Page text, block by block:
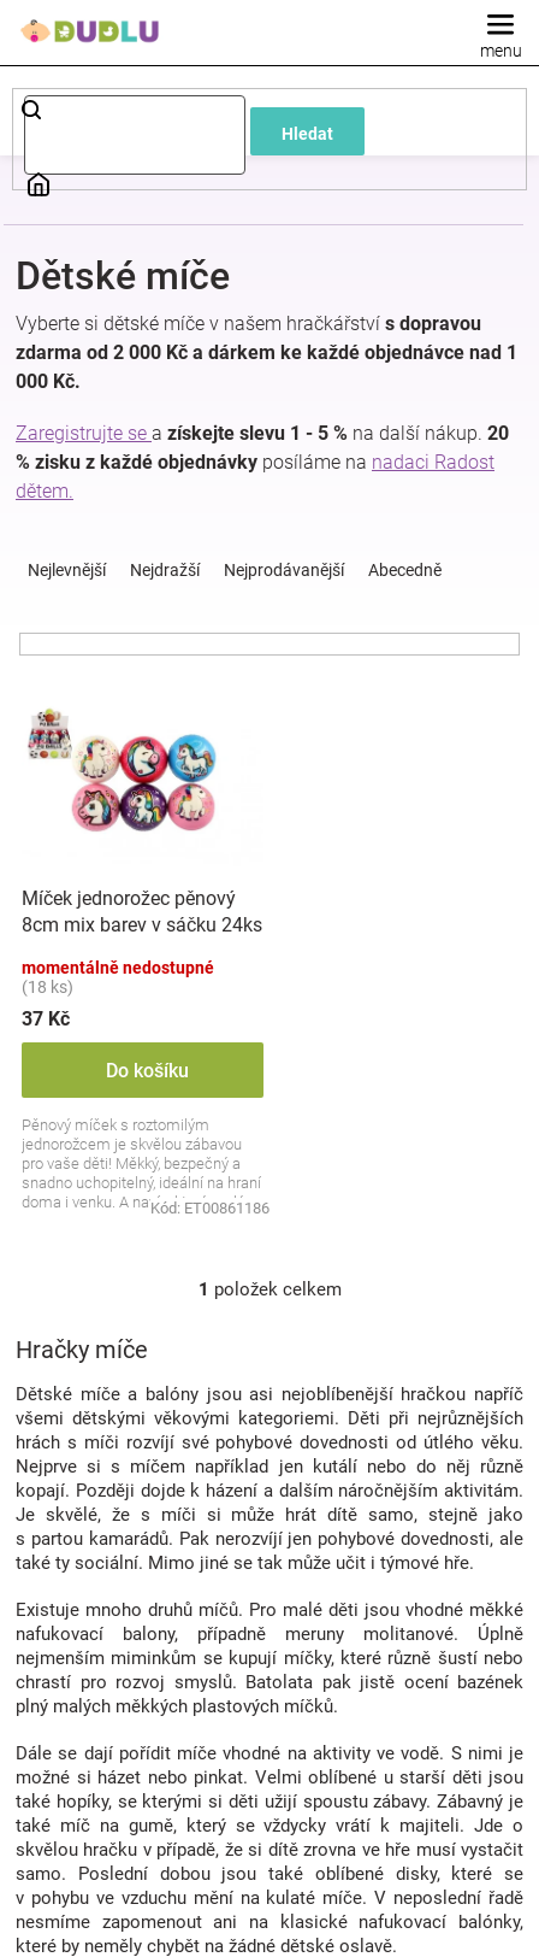
Hledat
Dětské
a
kojenecké
oblečení
Pokojíček
kojenecká
a
zábava
Těhotenské
oblečení
Novinky
Značky
Blog
Dětské míče
Vyberte si dětské míče v našem hračkářství s dopravou
zdarma od 2 000 Kč a dárkem ke každé objednávce nad 1
000 Kč.
Zaregistrujte se a získejte slevu 1 - 5 % na další nákup. 20
% zisku z každé objednávky posíláme na nadaci Radost
dětem.
ů
Nejlevnější Nejdražší Nejprodávanější Abecedně
o
d
u
k
ů
Míček jednorožec pěnový
8cm mix barev v sáčku 24ks
momentálně nedostupné
(18 ks)
37 Kč
Do košíku
Pěnový míček s roztomilým
jednorožcem je skvělou zábavou
pro vaše děti! Měkký, bezpečný a
snadno uchopitelný, ideální na hraní
doma i venku. A navíc, který malý
Kód: ET00861186
O
d
a
c
í
p
r
v
k
y
ý
i
s
u
1 položek celkem
Hračky míče
Dětské míče a balóny jsou asi nejoblíbenější hračkou napříč
všemi dětskými věkovými kategoriemi. Děti při nejrůznějších
hrách s míči rozvíjí své pohybové dovednosti od útlého věku.
Nejprve si s míčem například jen kutálí nebo do něj různě
kopají. Později dojde k házení a dalším náročnějším aktivitám.
Je skvělé, že s míči si může hrát dítě samo, stejně jako
s partou kamarádů. Pak nerozvíjí jen pohybové dovednosti, ale
také ty sociální. Mimo jiné se tak může učit i týmové hře.
Existuje mnoho druhů míčů. Pro malé děti jsou vhodné měkké
nafukovací balony, případně meruny molitanové. Úplně
nejmenším miminkům se kupují míčky, které různě šustí nebo
chrastí pro rozvoj smyslů. Batolata pak jistě ocení bazének
plný malých měkkých plastových míčků.
Dále se dají pořídit míče vhodné na aktivity ve vodě. S nimi je
možné si házet nebo pinkat. Velmi oblíbené u starší děti jsou
také hopíky, se kterými si děti užijí spoustu zábavy. Zábavný je
také míč na gumě, který se vždycky vrátí k majiteli. Jde o
skvělou hračku v případě, že si dítě zrovna ve hře musí vystačit
samo. Poslední dobou jsou také oblíbené disky, které se
v pohybu ve vzduchu mění na kulaté míče. V neposlední řadě
nesmíme zapomenout ani na klasické nafukovací balónky,
které by neměly chybět na žádné dětské oslavě.